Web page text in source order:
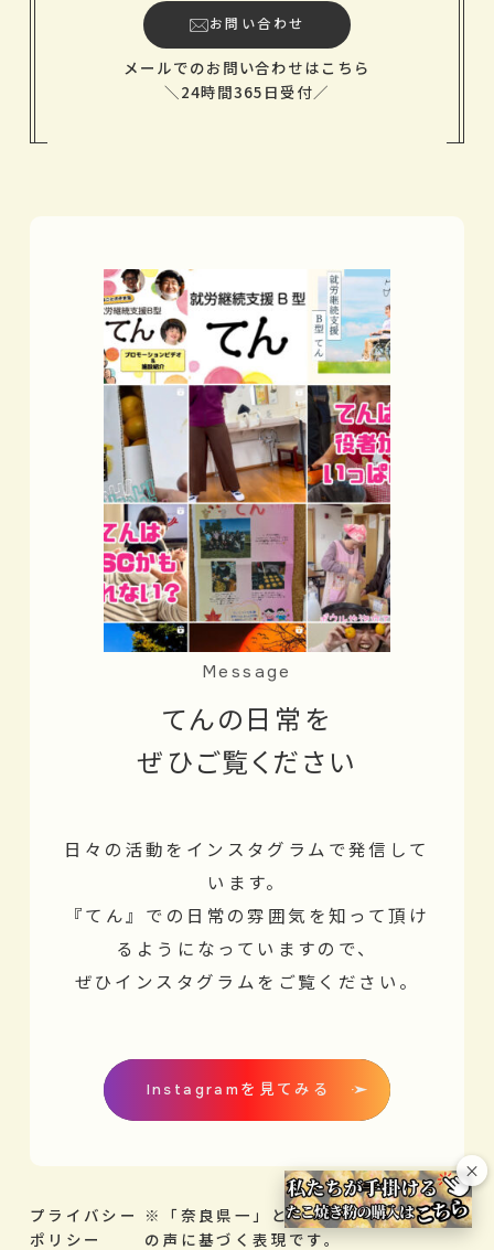
×
お問い合わせ
メールでのお問い合わせはこちら
＼24時間365日受付／
Message
てんの日常を
ぜひご覧ください
日々の活動をインスタグラムで発信して
います。
『てん』での日常の雰囲気を知って頂け
るようになっていますので、
ぜひインスタグラムをご覧ください。
Instagramを見てみる
プライバシー
ポリシー
※「奈良県一」とは、見学者・利用者
の声に基づく表現です。